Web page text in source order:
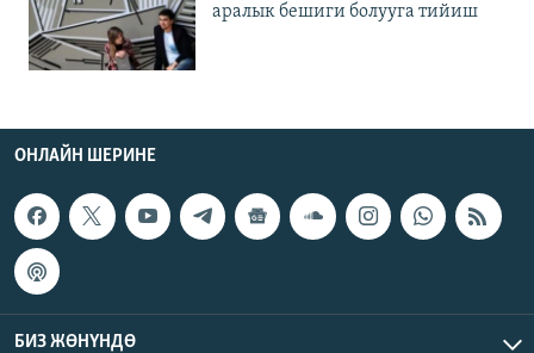
аралык бешиги болууга тийиш
ОНЛАЙН ШЕРИНЕ
БИЗ ЖӨНҮНДӨ